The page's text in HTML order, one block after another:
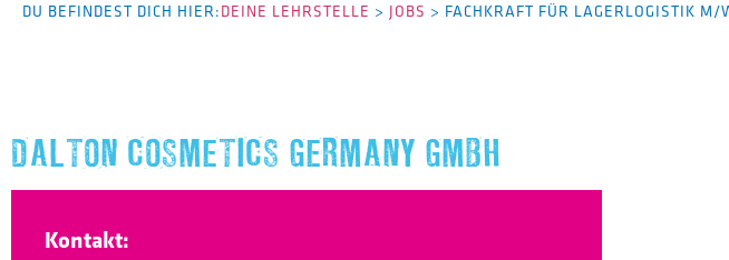
DU BEFINDEST DICH HIER:DEINE LEHRSTELLE > JOBS > FACHKRAFT FÜR LAGERLOGISTIK M/
DALTON COSMETICS GERMANY GMBH
Kontakt: